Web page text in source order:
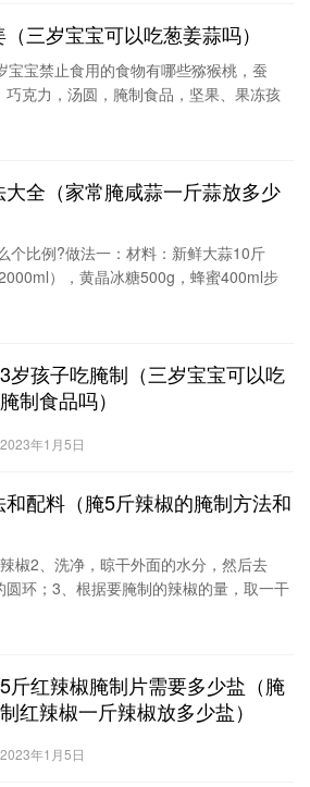
三岁宝宝可以吃葱姜蒜吗）
宝宝禁止食用的食物有哪些猕猴桃，蚕
克力，汤圆，腌制食品，坚果、果冻孩
生、瓜子、松子等坚果；果冻、口香
要 全（家常腌咸蒜一斤蒜放多少
个比例?做法一：材料：新鲜大蒜10斤
），黄晶冰糖500g，蜂蜜400ml步
好的大蒜，再用较大的水池或水盆浸泡1
的白醋和黄晶冰糖，中火
3岁孩子吃腌制（三岁宝宝可以吃
腌制食品吗）
2023年1月5日
配料（腌5斤辣椒的腌制方法和
椒2、洗净，晾干外面的水分，然后去
环；3、根据要腌制的辣椒的量，取一干
倒进玻璃瓶里，因为辣椒已经压得比较实
5斤红辣椒腌制片需要多少盐（腌
制红辣椒一斤辣椒放多少盐）
2023年1月5日